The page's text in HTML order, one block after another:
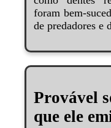
foram bem-
de predadores e
Provável
que ele